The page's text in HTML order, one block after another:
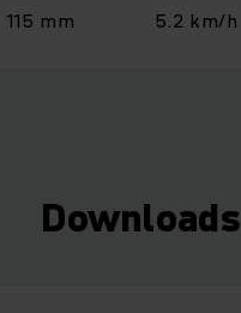
115 mm 5.2 km/h
Downloads